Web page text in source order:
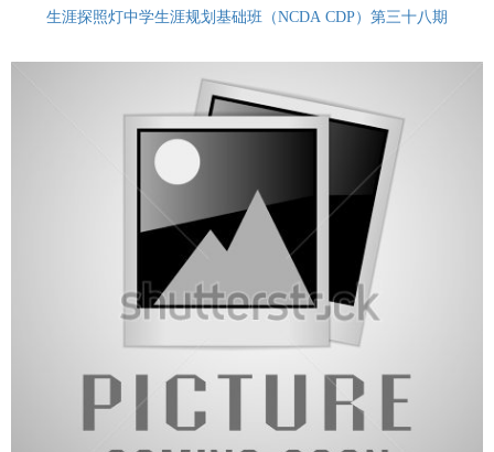
生涯探照灯中学生涯规划基础班（NCDA CDP）第三十八期